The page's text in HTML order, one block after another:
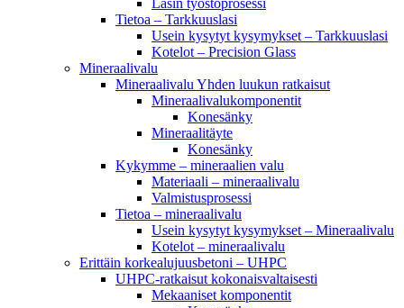
Lasin työstöprosessi
Tietoa – Tarkkuuslasi
Usein kysytyt kysymykset – Tarkkuuslasi
Kotelot – Precision Glass
Mineraalivalu
Mineraalivalu Yhden luukun ratkaisut
Mineraalivalukomponentit
Konesänky
Mineraalitäyte
Konesänky
Kykymme – mineraalien valu
Materiaali – mineraalivalu
Valmistusprosessi
Tietoa – mineraalivalu
Usein kysytyt kysymykset – Mineraalivalu
Kotelot – mineraalivalu
Erittäin korkealujuusbetoni – UHPC
UHPC-ratkaisut kokonaisvaltaisesti
Mekaaniset komponentit